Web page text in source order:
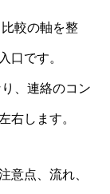
較の軸を整
口です。
、連絡のコン
右します。
意点、流れ、